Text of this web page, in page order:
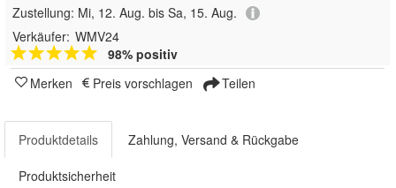
Zustellung: Mi, 12. Aug. bis Sa, 15. Aug.
Verkäufer: WMV24
98% positiv
Merken
Preis vorschlagen Teilen
Produktdetails Zahlung, Versand & Rückgabe
Produktsicherheit